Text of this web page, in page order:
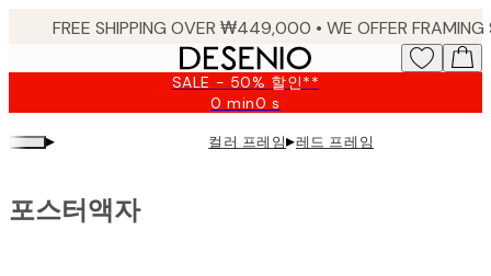
SALE - 50% 할인**
0 min0 s
Valid
until:
2026-
▸ 컬러 프레임▸레드 프레임
포스터액자